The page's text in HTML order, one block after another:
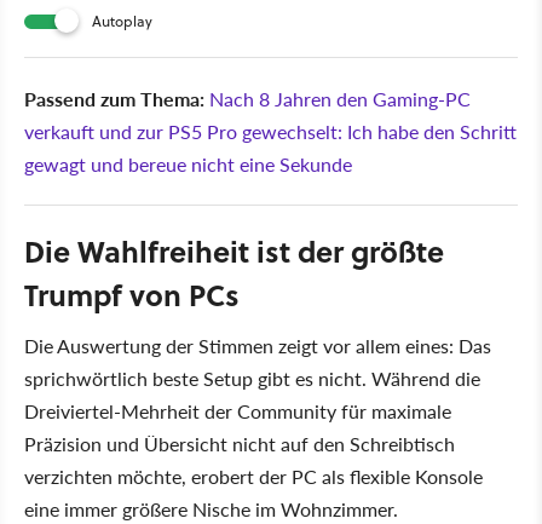
Autoplay
Passend zum Thema: Nach 8 Jahren den Gaming-PC
verkauft und zur PS5 Pro gewechselt: Ich habe den Schritt
gewagt und bereue nicht eine Sekunde
Die Wahlfreiheit ist der größte
Trumpf von PCs
Die Auswertung der Stimmen zeigt vor allem eines: Das
sprichwörtlich beste Setup gibt es nicht. Während die
Dreiviertel-Mehrheit der Community für maximale
Präzision und Übersicht nicht auf den Schreibtisch
verzichten möchte, erobert der PC als flexible Konsole
eine immer größere Nische im Wohnzimmer.